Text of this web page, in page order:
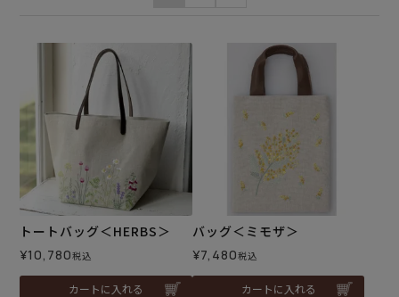
トートバッグ＜HERBS＞
¥10,780税込
カートに入れる
バッグ＜ミモザ＞
¥7,480税込
カートに入れる